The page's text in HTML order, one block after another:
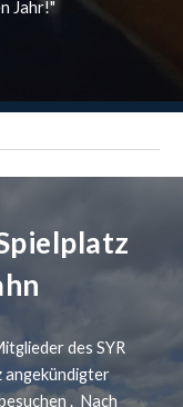
Jahr!"
des SYR
angekündigter
. Nach